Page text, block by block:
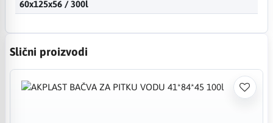
60x125x56 / 300l
Slični proizvodi